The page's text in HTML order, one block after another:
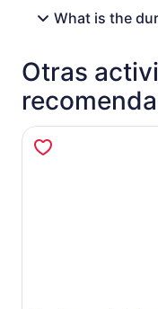
What is the
Otras